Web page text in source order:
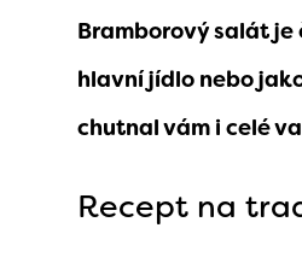
Bramborový salát
hlavní jídlo nebo
chutnal vám i celé
Recept na